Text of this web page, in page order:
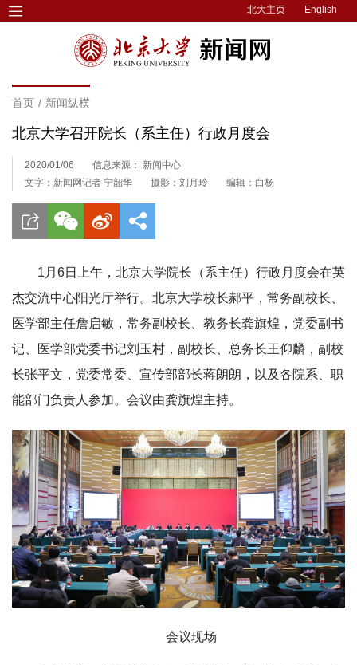
北大主页 English
首页 / 新闻纵横
北京大学召开院长（系主任）行政月度会
2020/01/06
信息来源： 新闻中心
文字：新闻网记者 宁韶华
摄影：刘月玲 编辑：白杨
1月6日上午，北京大学院长（系主任）行政月度会在英
杰交流中心阳光厅举行。北京大学校长郝平，常务副校长、
医学部主任詹启敏，常务副校长、教务长龚旗煌，党委副书
记、医学部党委书记刘玉村，副校长、总务长王仰麟，副校
长张平文，党委常委、宣传部部长蒋朗朗，以及各院系、职
能部门负责人参加。会议由龚旗煌主持。
会议现场